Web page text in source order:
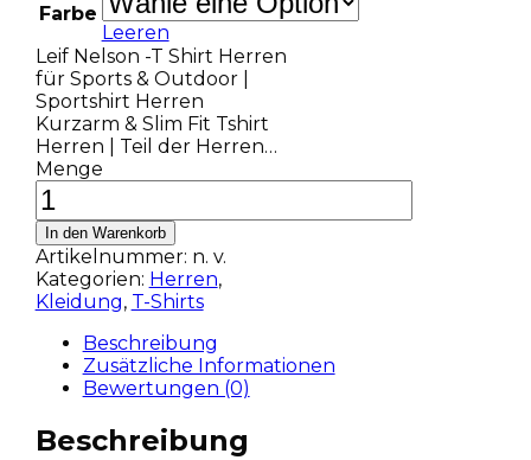
Farbe
Leeren
Leif Nelson -T Shirt Herren
für Sports & Outdoor |
Sportshirt Herren
Kurzarm & Slim Fit Tshirt
Herren | Teil der Herren…
Menge
In den Warenkorb
Artikelnummer: n. v.
Kategorien: Herren,
Kleidung, T-Shirts
Beschreibung
Zusätzliche Informationen
Bewertungen (0)
Beschreibung